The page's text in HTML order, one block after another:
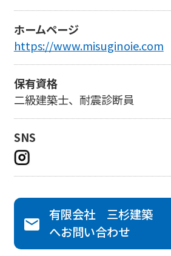
ホームページ
https://www.misuginoie.com
保有資格
二級建築士、耐震診断員
SNS
有限会社 三杉建築
へお問い合わせ